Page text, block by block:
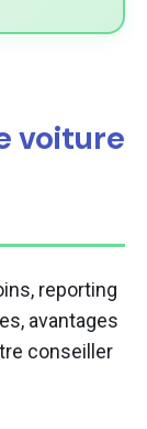
voiture
reporting
avantages
conseiller